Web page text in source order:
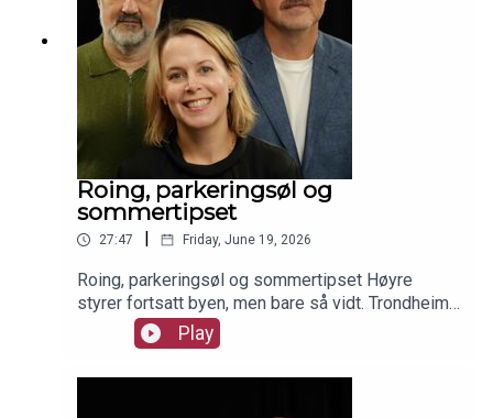
Roing, parkeringsøl og
sommertipset
27:47 Friday, June 19, 2026
Roing, parkeringsøl og sommertipset Høyre
styrer fortsatt byen, men bare så vidt. Trondheim
skal bli Nordens Paris. Og vi ror (prøver i alle fall).
I studio Siv Sandvik, Terje Eidsvåg og Roy Tommy
Bråten.
Play